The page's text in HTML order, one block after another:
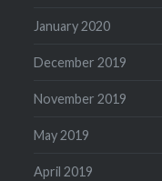
January 2020
December 2019
November 2019
May 2019
April 2019